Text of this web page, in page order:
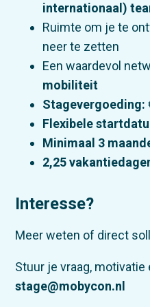
internationaal)
Ruimte om je te
neer te zetten
Een waardevol
mobiliteit
Stagevergoeding:
Flexibele
Minimaal 3
2,25
Interesse?
Meer weten of direct
Stuur je vraag, motivatie
stage@mobycon.nl